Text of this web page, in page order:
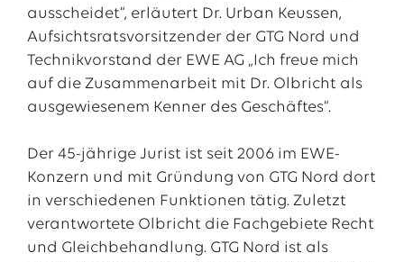
ausscheidet“, erläutert Dr. Urban Keussen,
Aufsichtsratsvorsitzender der GTG Nord und
Technikvorstand der EWE AG „Ich freue mich
auf die Zusammenarbeit mit Dr. Olbricht als
ausgewiesenem Kenner des Geschäftes“.
Der 45-jährige Jurist ist seit 2006 im EWE-
Konzern und mit Gründung von GTG Nord dort
in verschiedenen Funktionen tätig. Zuletzt
verantwortete Olbricht die Fachgebiete Recht
und Gleichbehandlung. GTG Nord ist als
Das EWE-Jobportal
Unsere neuesten Stellenangebote